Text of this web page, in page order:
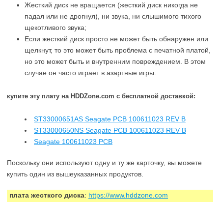
Жесткий диск не вращается (жесткий диск никогда не
падал или не дрогнул), ни звука, ни слышимого тихого
щекотливого звука;
Если жесткий диск просто не может быть обнаружен или
щелкнут, то это может быть проблема с печатной платой,
но это может быть и внутренним повреждением. В этом
случае он часто играет в азартные игры.
купите эту плату на HDDZone.com с бесплатной доставкой:
ST33000651AS Seagate PCB 100611023 REV B
ST33000650NS Seagate PCB 100611023 REV B
Seagate 100611023 PCB
Поскольку они используют одну и ту же карточку, вы можете
купить один из вышеуказанных продуктов.
плата жесткого диска: https://www.hddzone.com